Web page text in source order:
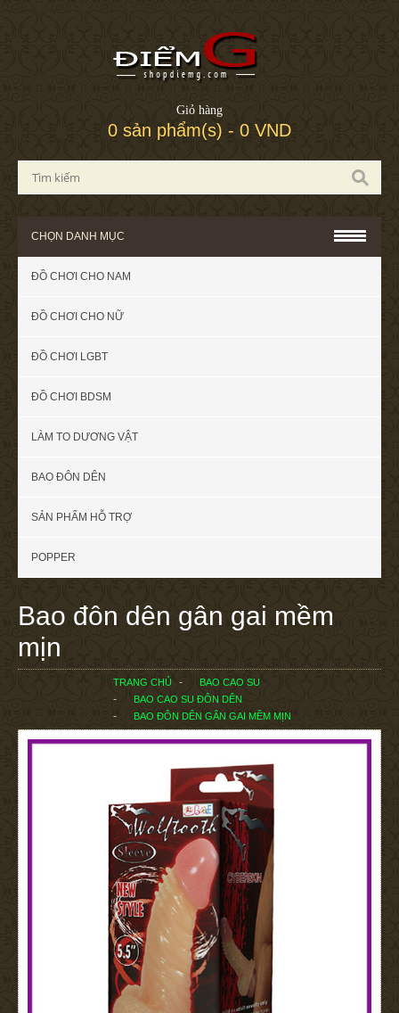
Giỏ hàng
0 sản phẩm(s) - 0 VND
CHỌN DANH MỤC
ĐỒ CHƠI CHO NAM
ĐỒ CHƠI CHO NỮ
ĐỒ CHƠI LGBT
ĐỒ CHƠI BDSM
LÀM TO DƯƠNG VẬT
BAO ĐÔN DÊN
SẢN PHẨM HỖ TRỢ
POPPER
Bao đôn dên gân gai mềm
mịn
TRANG CHỦ
BAO CAO SU
BAO CAO SU ĐÔN DÊN
BAO ĐÔN DÊN GÂN GAI MỀM MỊN